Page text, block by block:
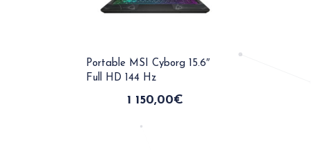
Portable MSI Cyborg 15.6″
Full HD 144 Hz
1 150,00€